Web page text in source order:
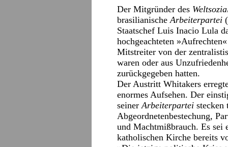
Der Mitgründer des
brasilianischeArbeiterpartei
Staatschef Luis Inacio Lula
hochgeachteten
Mitstreiter von der
waren oder aus
zurückgegeben hatten.
Der Austritt Whitakers
enormes Aufsehen. Der
seinerArbeiterpartei
Abgeordnetenbestechung,
und Machtmißbrauch. Es sei
katholischen Kirche bereits